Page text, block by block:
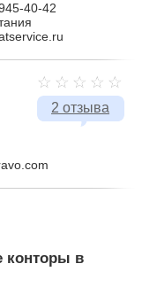
40-42
2 отзыва
конторы в